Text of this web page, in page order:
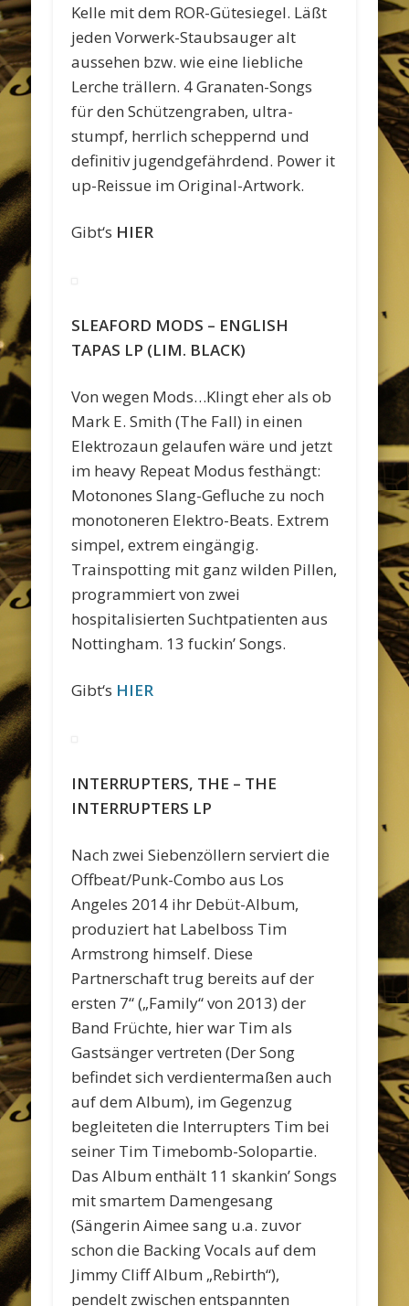
Kelle mit dem ROR-Gütesiegel. Läßt
jeden Vorwerk-Staubsauger alt
aussehen bzw. wie eine liebliche
Lerche trällern. 4 Granaten-Songs
für den Schützengraben, ultra-
stumpf, herrlich scheppernd und
definitiv jugendgefährdend. Power it
up-Reissue im Original-Artwork.
Gibt‘s HIER
SLEAFORD MODS – ENGLISH
TAPAS LP (LIM. BLACK)
Von wegen Mods…Klingt eher als ob
Mark E. Smith (The Fall) in einen
Elektrozaun gelaufen wäre und jetzt
im heavy Repeat Modus festhängt:
Motonones Slang-Gefluche zu noch
monotoneren Elektro-Beats. Extrem
simpel, extrem eingängig.
Trainspotting mit ganz wilden Pillen,
programmiert von zwei
hospitalisierten Suchtpatienten aus
Nottingham. 13 fuckin’ Songs.
Gibt‘s HIER
INTERRUPTERS, THE – THE
INTERRUPTERS LP
Nach zwei Siebenzöllern serviert die
Offbeat/Punk-Combo aus Los
Angeles 2014 ihr Debüt-Album,
produziert hat Labelboss Tim
Armstrong himself. Diese
Partnerschaft trug bereits auf der
ersten 7“ („Family“ von 2013) der
Band Früchte, hier war Tim als
Gastsänger vertreten (Der Song
befindet sich verdientermaßen auch
auf dem Album), im Gegenzug
begleiteten die Interrupters Tim bei
seiner Tim Timebomb-Solopartie.
Das Album enthält 11 skankin’ Songs
mit smartem Damengesang
(Sängerin Aimee sang u.a. zuvor
schon die Backing Vocals auf dem
Jimmy Cliff Album „Rebirth“),
pendelt zwischen entspannten